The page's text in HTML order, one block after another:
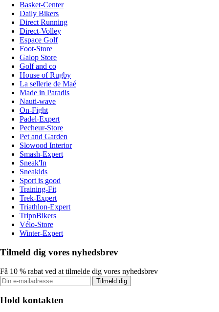
Basket-Center
Daily Bikers
Direct Running
Direct-Volley
Espace Golf
Foot-Store
Galop Store
Golf and co
House of Rugby
La sellerie de Maé
Made in Paradis
Nauti-wave
On-Fight
Padel-Expert
Pecheur-Store
Pet and Garden
Slowood Interior
Smash-Expert
Sneak'In
Sneakids
Sport is good
Training-Fit
Trek-Expert
Triathlon-Expert
TripnBikers
Vélo-Store
Winter-Expert
Tilmeld dig vores nyhedsbrev
Få 10 % rabat ved at tilmelde dig vores nyhedsbrev
Tilmeld dig
Hold kontakten